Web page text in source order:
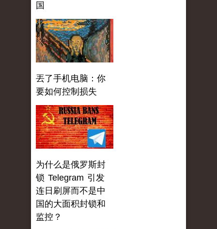
国
丟了手机电脑：你
要如何控制损失
为什么是俄罗斯封
锁 Telegram 引发
连日刷屏而不是中
国的大面积封锁和
监控？